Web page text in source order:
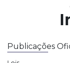
Publicações